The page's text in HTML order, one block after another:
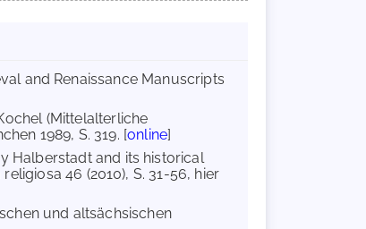
and Renaissance Manuscripts
(Mittelalterliche
1989, S. 319. [online]
Halberstadt and its historical
46 (2010), S. 31-56, hier
und altsächsischen